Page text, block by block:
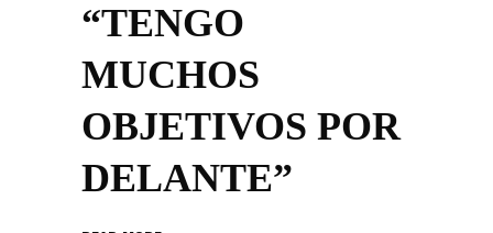
“TENGO
MUCHOS
OBJETIVOS POR
DELANTE”